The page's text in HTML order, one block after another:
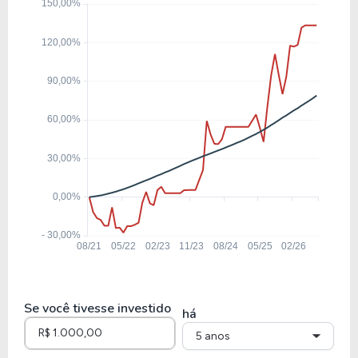
ENGI11
3,39%
ISAE4
12,71%
REDE3
13,20
Se você tivesse investido há
5 anos